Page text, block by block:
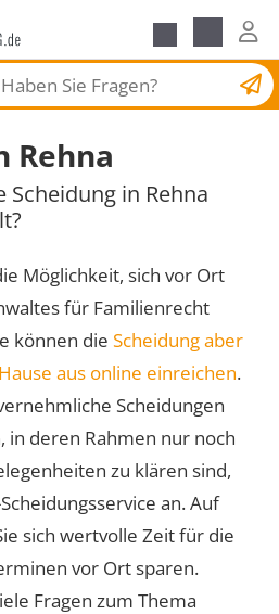
Scheidungsantrag
Rehna
Scheidung in Rehna
Möglichkeit, sich vor Ort
für Familienrecht
können die Scheidung aber
aus online einreichen.
Scheidungen
in deren Rahmen nur noch
zu klären sind,
an. Auf
sich wertvolle Zeit für die
vor Ort sparen.
Fragen zum Thema